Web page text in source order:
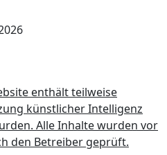
enthält teilweise
künstlicher Intelligenz
Alle Inhalte wurden vor
den Betreiber geprüft.